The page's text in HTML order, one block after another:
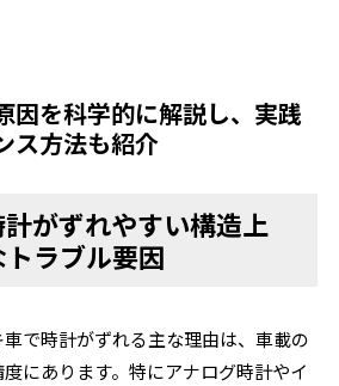
因を科学的に解説し、実践
ス方法も紹介
がずれやすい構造上
ラブル要因
で時計がずれる主な理由は、車載の
にあります。特にアナログ時計やイ